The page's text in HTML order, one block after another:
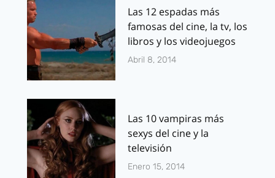
Las 12 espadas más
famosas del cine, la tv, los
libros y los videojuegos
Abril 8, 2014
Las 10 vampiras más
sexys del cine y la
televisión
Enero 15, 2014